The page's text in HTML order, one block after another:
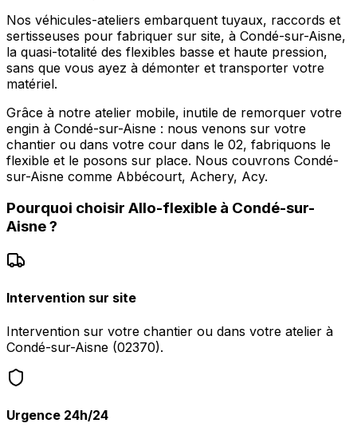
Nos véhicules-ateliers embarquent tuyaux, raccords et
sertisseuses pour fabriquer sur site, à Condé-sur-Aisne,
la quasi-totalité des flexibles basse et haute pression,
sans que vous ayez à démonter et transporter votre
matériel.
Grâce à notre atelier mobile, inutile de remorquer votre
engin à Condé-sur-Aisne : nous venons sur votre
chantier ou dans votre cour dans le 02, fabriquons le
flexible et le posons sur place. Nous couvrons Condé-
sur-Aisne comme Abbécourt, Achery, Acy.
Pourquoi choisir Allo-flexible à Condé-sur-
Aisne?
Intervention sur site
Intervention sur votre chantier ou dans votre atelier à
Condé-sur-Aisne (02370).
Urgence 24h/24